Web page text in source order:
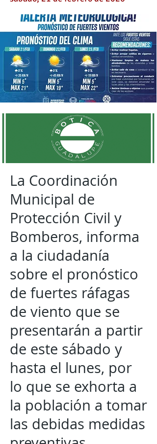
La Coordinación
Municipal de
Protección Civil y
Bomberos, informa
a la ciudadanía
sobre el pronóstico
de fuertes ráfagas
de viento que se
presentarán a partir
de este sábado y
hasta el lunes, por
lo que se exhorta a
la población a tomar
las debidas medidas